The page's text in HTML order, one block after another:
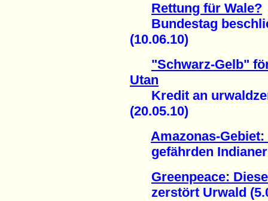
Rettung für Wale?
Bundestag
(10.06.10)
"Schwarz-Gelb"
Utan
Kredit an
(20.05.10)
Amazonas-
gefährden Indianer
Greenpeace:
zerstört Urwald